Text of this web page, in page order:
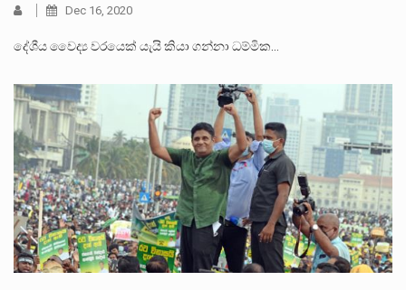
Dec 16, 2020
දේශීය වෛද්‍ය වරයෙක් යැයි කියා ගන්නා ධම්මික…